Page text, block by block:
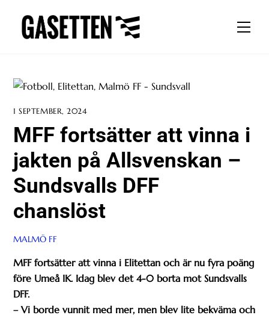
content
1 SEPTEMBER, 2024
MFF fortsätter att vinna i
jakten på Allsvenskan –
Sundsvalls DFF
chanslöst
MALMÖ FF
MFF fortsätter att vinna i Elitettan och är nu fyra poäng
före Umeå IK. Idag blev det 4-0 borta mot Sundsvalls
DFF.
– Vi borde vunnit med mer, men blev lite bekväma och